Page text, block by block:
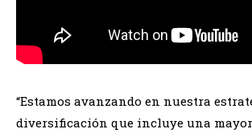
“Estamos avanzando en nuestra
diversificación que incluye una